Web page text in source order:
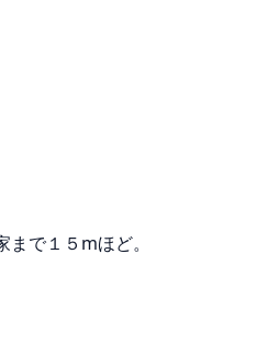
で１５mほど。